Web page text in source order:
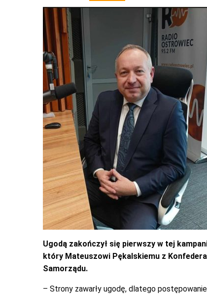
Ugodą zakończył się pierwszy w tej
który Mateuszowi Pękalskiemu z
Samorządu.
– Strony zawarły ugodę, dlatego